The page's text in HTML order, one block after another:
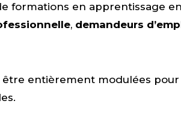
formations en apprentissage
, demandeurs
entièrement modulées pour